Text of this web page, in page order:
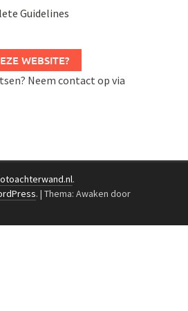
Guidelines
WEBSITE?
Neem contact op via
.
. | Thema: Awaken door